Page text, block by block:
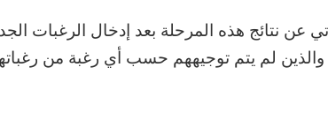
عن نتائج هذه المرحلة بعد إدخال الرغبات
ناجح في شهادة البكالوريا 2022, والذين لم يتم توجيههم حسب أي رغبة من